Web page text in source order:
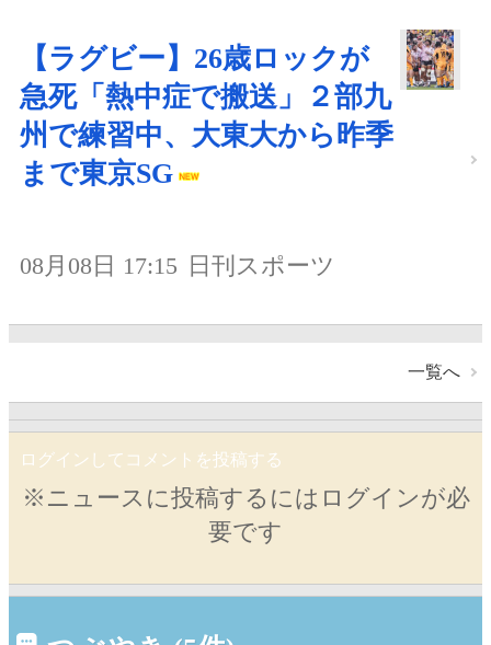
【ラグビー】26歳ロックが
急死「熱中症で搬送」２部九
州で練習中、大東大から昨季
まで東京SG
08月08日 17:15 日刊スポーツ
一覧へ
ログインしてコメントを投稿する
※ニュースに投稿するにはログインが必
要です